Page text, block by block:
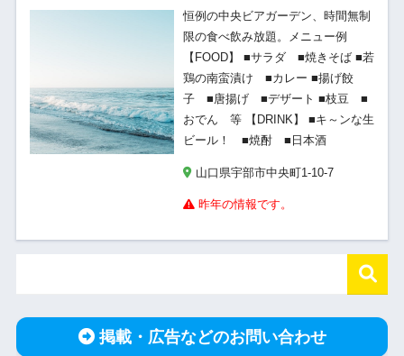
恒例の中央ビアガーデン、時間無制
限の食べ飲み放題。メニュー例
【FOOD】 ■サラダ ■焼きそば ■若
鶏の南蛮漬け ■カレー ■揚げ餃
子 ■唐揚げ ■デザート ■枝豆 ■
おでん 等 【DRINK】 ■キ～ンな生
ビール！ ■焼酎 ■日本酒
山口県宇部市中央町1-10-7
昨年の情報です。
掲載・広告などのお問い合わせ